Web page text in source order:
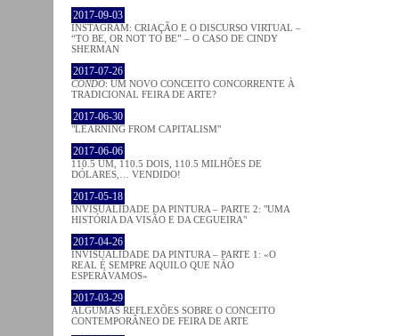
2017-09-03
INSTAGRAM: CRIAÇÃO E O DISCURSO VIRTUAL –
“TO BE, OR NOT TO BE” – O CASO DE CINDY
SHERMAN
2017-07-26
CONDO: UM NOVO CONCEITO CONCORRENTE À
TRADICIONAL FEIRA DE ARTE?
2017-06-30
"LEARNING FROM CAPITALISM"
2017-06-06
110.5 UM, 110.5 DOIS, 110.5 MILHÕES DE
DÓLARES,… VENDIDO!
2017-05-18
INVISUALIDADE DA PINTURA – PARTE 2: "UMA
HISTÓRIA DA VISÃO E DA CEGUEIRA"
2017-04-26
INVISUALIDADE DA PINTURA – PARTE 1: «O
REAL É SEMPRE AQUILO QUE NÃO
ESPERÁVAMOS»
2017-03-29
ALGUMAS REFLEXÕES SOBRE O CONCEITO
CONTEMPORÂNEO DE FEIRA DE ARTE